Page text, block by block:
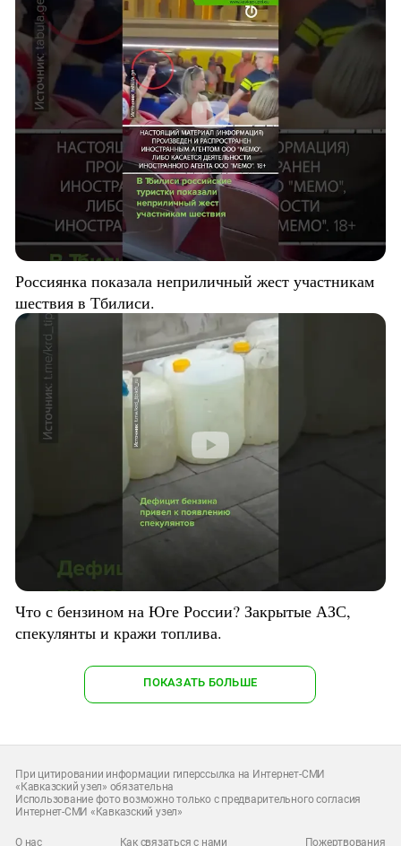
Россиянка показала неприличный жест участникам
шествия в Тбилиси.
Что с бензином на Юге России? Закрытые АЗС,
спекулянты и кражи топлива.
ПОКАЗАТЬ БОЛЬШЕ
При цитировании информации гиперссылка на Интернет-СМИ
«Кавказский узел» обязательна
Использование фото возможно только с предварительного согласия
Интернет-СМИ «Кавказский узел»
О нас Как связаться с нами Пожертвования